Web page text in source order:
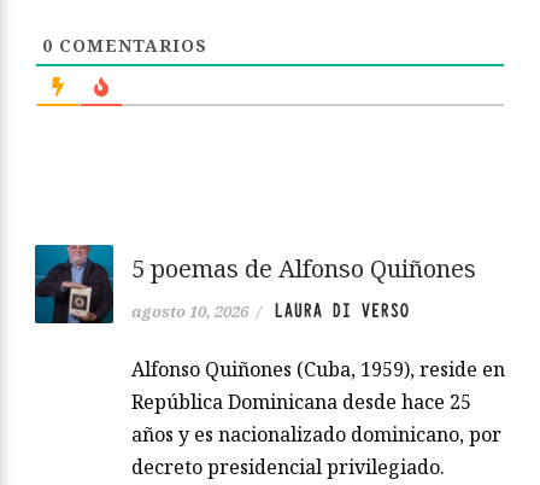
0 COMENTARIOS
5 poemas de Alfonso Quiñones
agosto 10, 2026 / LAURA DI VERSO
Alfonso Quiñones (Cuba, 1959), reside en
República Dominicana desde hace 25
años y es nacionalizado dominicano, por
decreto presidencial privilegiado.